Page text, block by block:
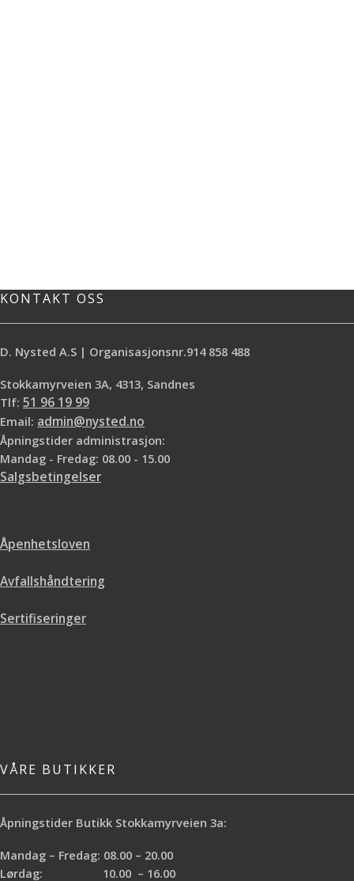
KONTAKT OSS
D. Nysted A.S | Organisasjonsnr.914 858 488
Stokkamyrveien 3A, 4313, Sandnes
Tlf: 51 96 19 99
Email: admin@nysted.no
Åpningstider administrasjon:
Mandag - Fredag: 08.00 - 15.00
Salgsbetingelser
Åpenhetsloven
Avfallshåndtering
Sertifiseringer
VÅRE BUTIKKER
Åpningstider Butikk Stokkamyrveien 3a:
Mandag – Fredag: 08.00 – 20.00
Lørdag: 10.00 – 16.00